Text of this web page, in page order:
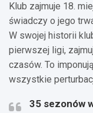
Klub zajmuje 18.
świadczy o jego
W swojej historii
pierwszej ligi,
czasów. To
wszystkie
35 sezonów